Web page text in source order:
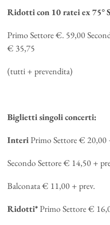
Ridotti con 10 ratei ex 75°
Primo Settore €. 59,00
€ 35,75
(tutti + prevendita)
Biglietti singoli concerti:
InteriPrimo Settore € 20,00
Secondo Settore € 14,50 +
Balconata € 11,00 + prev.
Ridotti*Primo Settore €